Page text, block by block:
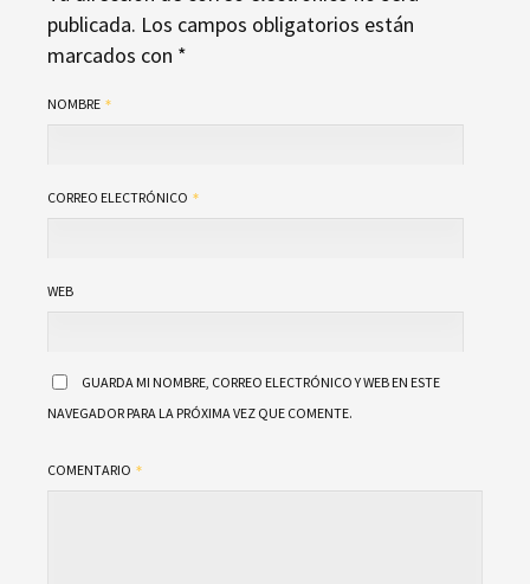
publicada. Los campos obligatorios están
marcados con *
NOMBRE
CORREO ELECTRÓNICO
WEB
GUARDA MI NOMBRE, CORREO ELECTRÓNICO Y WEB EN ESTE
NAVEGADOR PARA LA PRÓXIMA VEZ QUE COMENTE.
COMENTARIO